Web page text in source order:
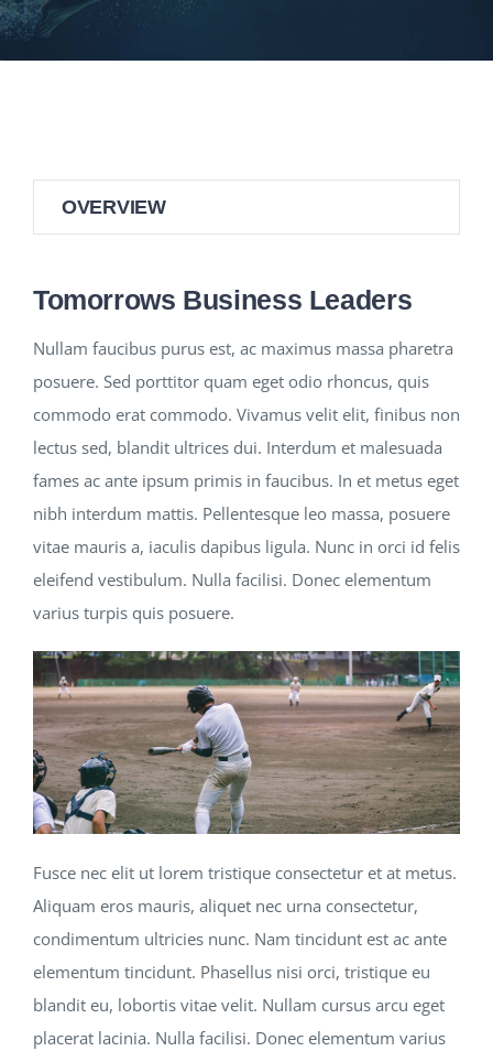
NEWS
CONTACT
OVERVIEW
Tomorrows Business Leaders
Nullam faucibus purus est, ac maximus massa pharetra
posuere. Sed porttitor quam eget odio rhoncus, quis
commodo erat commodo. Vivamus velit elit, finibus non
lectus sed, blandit ultrices dui. Interdum et malesuada
fames ac ante ipsum primis in faucibus. In et metus eget
nibh interdum mattis. Pellentesque leo massa, posuere
vitae mauris a, iaculis dapibus ligula. Nunc in orci id felis
eleifend vestibulum. Nulla facilisi. Donec elementum
varius turpis quis posuere.
Fusce nec elit ut lorem tristique consectetur et at metus.
Aliquam eros mauris, aliquet nec urna consectetur,
condimentum ultricies nunc. Nam tincidunt est ac ante
elementum tincidunt. Phasellus nisi orci, tristique eu
blandit eu, lobortis vitae velit. Nullam cursus arcu eget
placerat lacinia. Nulla facilisi. Donec elementum varius